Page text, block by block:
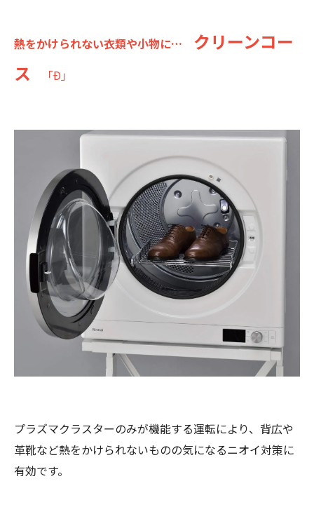
熱をかけられない衣類や小物に… クリーンコー
ス 「Ð」
プラズマクラスターのみが機能する運転により、背広や
革靴など熱をかけられないものの気になるニオイ対策に
有効です。